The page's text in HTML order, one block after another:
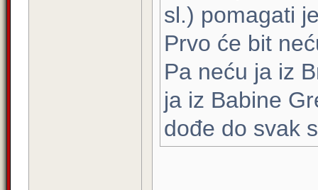
sl.) pomagati
Prvo će bit
Pa neću ja iz
ja iz Babine
dođe do svak